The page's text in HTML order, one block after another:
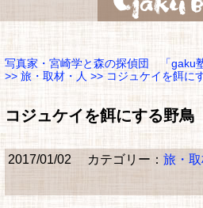
写真家・宮崎学と森の探偵団 「gaku塾
>> 旅・取材・人 >> コジュケイを餌に
コジュケイを餌にする野鳥
2017/01/02 カテゴリー： 旅・取